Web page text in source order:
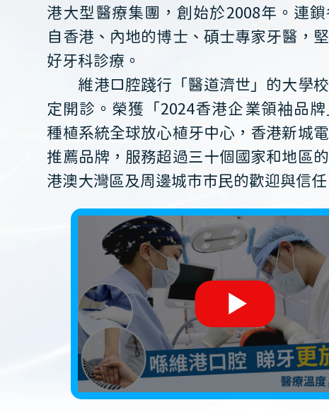
港大型醫療集團，創始於2008年。連
自香港、內地的博士、碩士專家牙醫，
好牙科診療。
維港口腔踐行「醫道濟世」的大學
定開診。榮獲「2024香港企業領袖品
種植系統全球放心植牙中心，香港新城
推薦品牌，服務超過三十個國家和地區
港澳大灣區及周邊城市市民的歡迎與信任